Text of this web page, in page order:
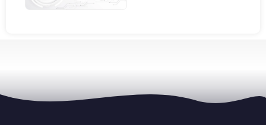
có khóa –